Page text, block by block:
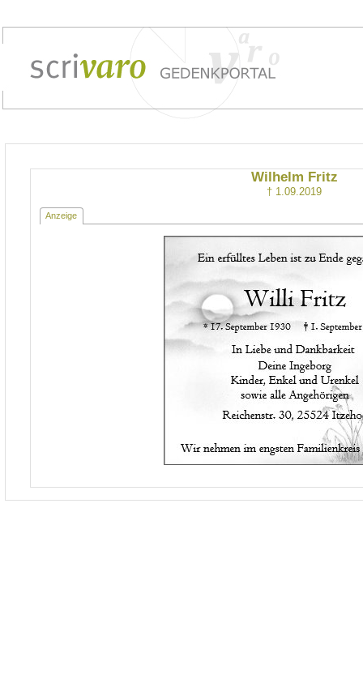
Wilhelm Fritz
† 1.09.2019
Anzeige